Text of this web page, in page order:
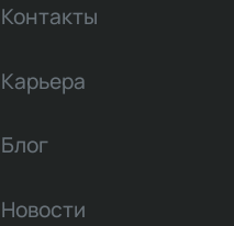
Контакты
Карьера
Блог
Новости